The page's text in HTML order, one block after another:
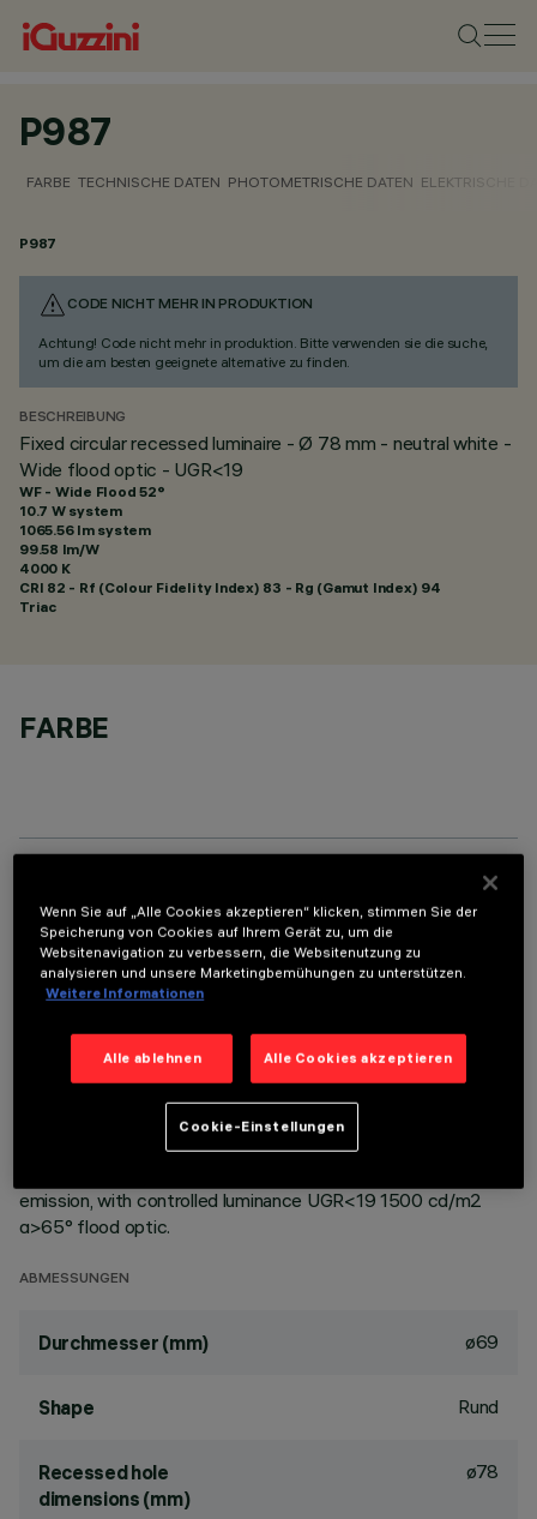
P987
FARBE TECHNISCHE DATEN PHOTOMETRISCHE DATEN ELEKTRISCHE
P987
CODE NICHT MEHR IN PRODUKTION
Achtung! Code nicht mehr in produktion. Bitte verwenden sie die suche,
um die am besten geeignete alternative zu finden.
BESCHREIBUNG
Fixed circular recessed luminaire - Ø 78 mm - neutral white -
Wide flood optic - UGR<19
WF - Wide Flood 52°
10.7 W system
1065.56 lm system
99.58 lm/W
4000 K
CRI 82 - Rf (Colour Fidelity Index) 83 - Rg (Gamut Index) 94
Triac
FARBE
TECHNISCHE DATEN
LETZTES UPDATE: 01.08.2026
BESCHREIBUNG
Fixed round luminaire designed to use a LED lamp with C.O.B.
technology. Version without rim for mounting flush with
with an anti-scratch protective layer. Die-cast aluminium
body and passive dissipation system. Product complete with
emission, with controlled luminance UGR<19 1500 cd/m2
α>65° flood optic.
ABMESSUNGEN
Durchmesser (mm) ø69
Shape Rund
Recessed hole
dimensions (mm)
ø78
Wenn Sie auf „Alle Cookies akzeptieren“ klicken, stimmen Sie der
Speicherung von Cookies auf Ihrem Gerät zu, um die
Websitenavigation zu verbessern, die Websitenutzung zu
analysieren und unsere Marketingbemühungen zu unterstützen.
Weitere Informationen
Alle ablehnen Alle Cookies akzeptieren
Cookie-Einstellungen